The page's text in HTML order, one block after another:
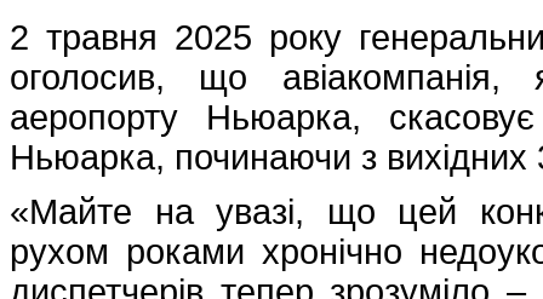
2 травня 2025 року
оголосив, що
аеропорту Ньюарка,
Ньюарка, починаючи з
«Майте на увазі, що цей
рухом роками хронічно